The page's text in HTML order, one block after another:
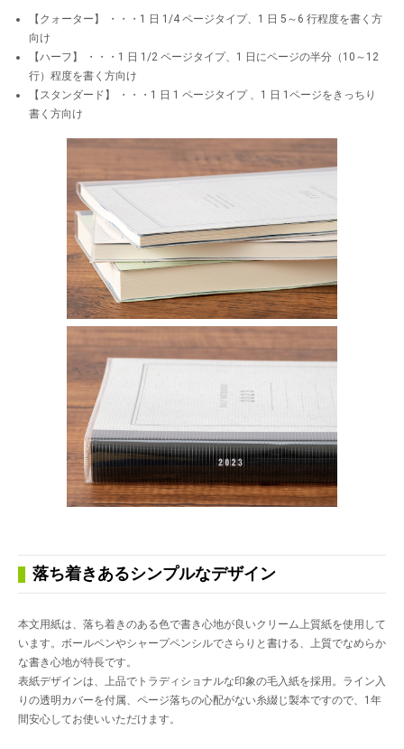
【クォーター】 ・・・1 日 1/4 ページタイプ、1 日 5～6 行程度を書く方
向け
【ハーフ】 ・・・1 日 1/2 ページタイプ、1 日にページの半分（10～12
行）程度を書く方向け
【スタンダード】 ・・・1 日 1 ページタイプ 、1 日 1ページをきっちり
書く方向け
落ち着きあるシンプルなデザイン
本文用紙は、落ち着きのある色で書き心地が良いクリーム上質紙を使用して
います。ボールペンやシャープペンシルでさらりと書ける、上質でなめらか
な書き心地が特長です。
表紙デザインは、上品でトラディショナルな印象の毛入紙を採用。ライン入
りの透明カバーを付属、ページ落ちの心配がない糸綴じ製本ですので、1年
間安心してお使いいただけます。